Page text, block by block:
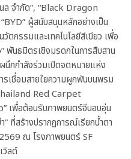
จำกัด”, “Black Dragon
ผู้สนับสนุนหลักอย่างเป็น
ตกรรมและเทคโนโลยีสีเขียว เพื่อ
พันธมิตรเชิงมรดกในการสืบสาน
กกำลังร่วมเปิดจดหมายแห่ง
รเชื่อมสายใยความผูกพันบนพรม
Red Carpet
เพื่อต้อนรับภาพยนตร์จีนอบอุ่น
ที่สร้างปรากฏการณ์เรียกน้ำตา
ณ โรงภาพยนตร์ SF
วิลด์